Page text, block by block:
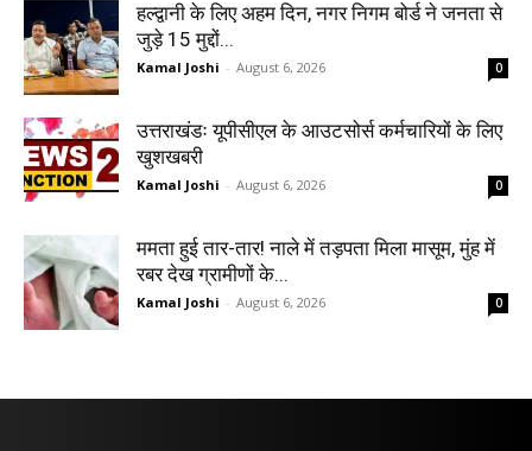
हल्द्वानी के लिए अहम दिन, नगर निगम बोर्ड ने जनता से
जुड़े 15 मुद्दों...
Kamal Joshi - August 6, 2026 0
उत्तराखंडः यूपीसीएल के आउटसोर्स कर्मचारियों के लिए
खुशखबरी
Kamal Joshi - August 6, 2026 0
ममता हुई तार-तार! नाले में तड़पता मिला मासूम, मुंह में
रबर देख ग्रामीणों के...
Kamal Joshi - August 6, 2026 0